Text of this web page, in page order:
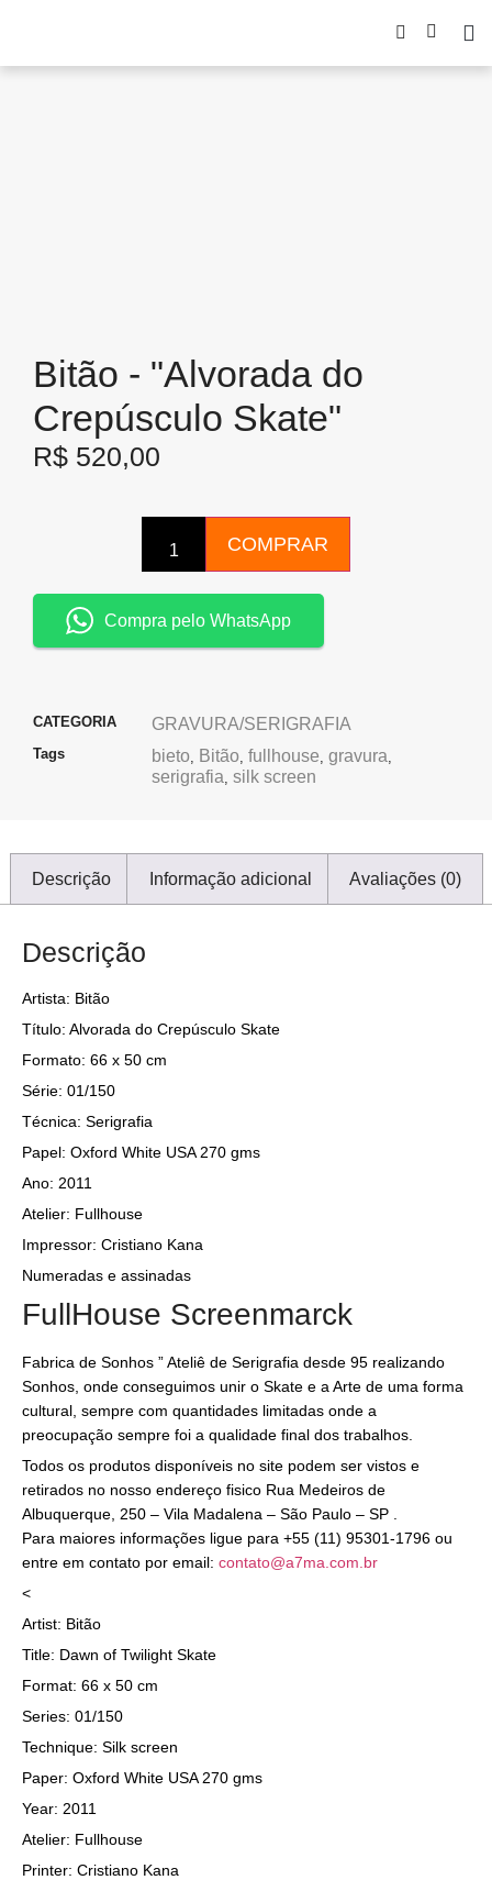
Bitão - "Alvorada do
Crepúsculo Skate"
R$ 520,00
COMPRAR
Compra pelo WhatsApp
CATEGORIA GRAVURA/SERIGRAFIA
Tags bieto, Bitão, fullhouse, gravura,
serigrafia, silk screen
Descrição Informação adicional Avaliações (0)
Descrição
Artista: Bitão
Título: Alvorada do Crepúsculo Skate
Formato: 66 x 50 cm
Série: 01/150
Técnica: Serigrafia
Papel: Oxford White USA 270 gms
Ano: 2011
Atelier: Fullhouse
Impressor: Cristiano Kana
Numeradas e assinadas
FullHouse Screenmarck
Fabrica de Sonhos ” Ateliê de Serigrafia desde 95 realizando
Sonhos, onde conseguimos unir o Skate e a Arte de uma forma
cultural, sempre com quantidades limitadas onde a
preocupação sempre foi a qualidade final dos trabalhos.
Todos os produtos disponíveis no site podem ser vistos e
retirados no nosso endereço fisico Rua Medeiros de
Albuquerque, 250 – Vila Madalena – São Paulo – SP .
Para maiores informações ligue para +55 (11) 95301-1796 ou
entre em contato por email: contato@a7ma.com.br
<
Artist: Bitão
Title: Dawn of Twilight Skate
Format: 66 x 50 cm
Series: 01/150
Technique: Silk screen
Paper: Oxford White USA 270 gms
Year: 2011
Atelier: Fullhouse
Printer: Cristiano Kana